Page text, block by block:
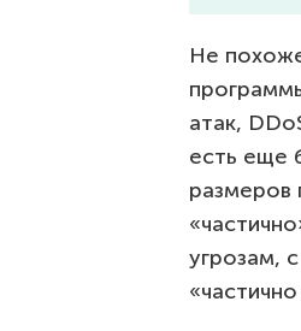
Не
атак,
есть еще
размеров
угрозам,